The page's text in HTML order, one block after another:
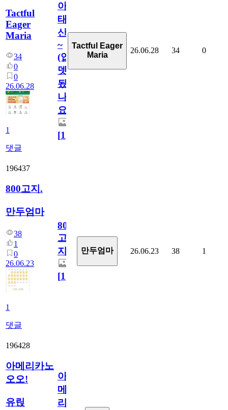
Tactful
Eager
Maria
34
0
0
26.06.28
1
댓글
아
태
산
~
(업
뎃
됬
나
요)
[1]
Tactful Eager
Maria
26.06.28 34 0
196437
800고지.
만두엄마
38
1
0
26.06.23
1
댓글
800
고
지.
[1]
만두엄마 26.06.23 38 1
196428
아메리카노
오오!
유릱
아
메
리